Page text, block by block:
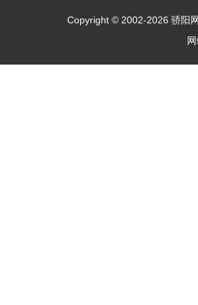
Copyright © 2002-2026 骄阳